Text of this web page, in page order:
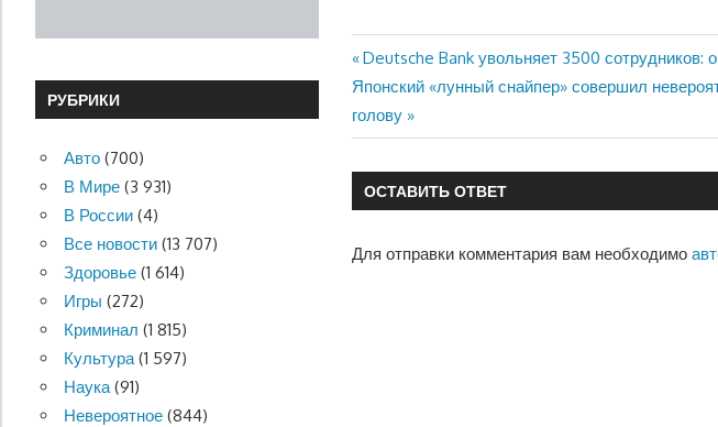
Навигация
по
записям
Предыдущая
запись:
Deutsche Bank увольняет 3500 сотрудников:
Следующая
запись:
Японский «лунный снайпер» совершил
голову
ОСТАВИТЬ ОТВЕТ
Для отправки комментария вам необходимо
РУБРИКИ
Авто(700)
В Мире(3 931)
В России(4)
Все новости(13 707)
Здоровье(1 614)
Игры (272)
Криминал (1 815)
Культура(1 597)
Наука(91)
Невероятное(844)